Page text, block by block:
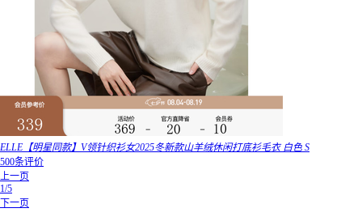
ELLE【明星同款】V领针织衫女2025冬新款山羊绒休闲打底衫毛衣 白色 S
500条评价
上一页
1/5
下一页